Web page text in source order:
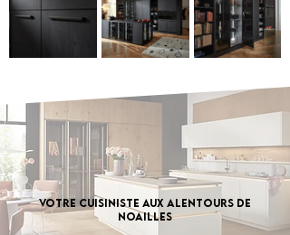
Votre cuisiniste aux alentours de
Noailles